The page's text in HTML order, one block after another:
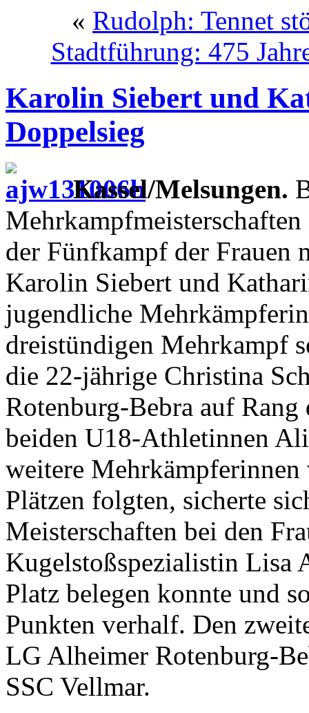
« Rudolph: Tennet
Stadtführung: 475
Karolin Siebert und
Doppelsieg
Kassel/Melsungen.
der Fünfkampf der Frauen
Karolin Siebert und
jugendliche
dreistündigen Mehrkampf
die 22-jährige Christina
Rotenburg-Bebra auf
beiden U18-Athletinnen
weitere
Plätzen folgten, sicherte
Meisterschaften bei den
Kugelstoßspezialistin Lisa
Platz belegen konnte und
Punkten verhalf. Den
LG Alheimer Rotenburg-
SSC Vellmar.